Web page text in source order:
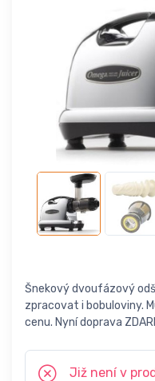
Šnekový dvoufázový
zpracovat i bobuloviny.
cenu. Nyní doprava
Již není v